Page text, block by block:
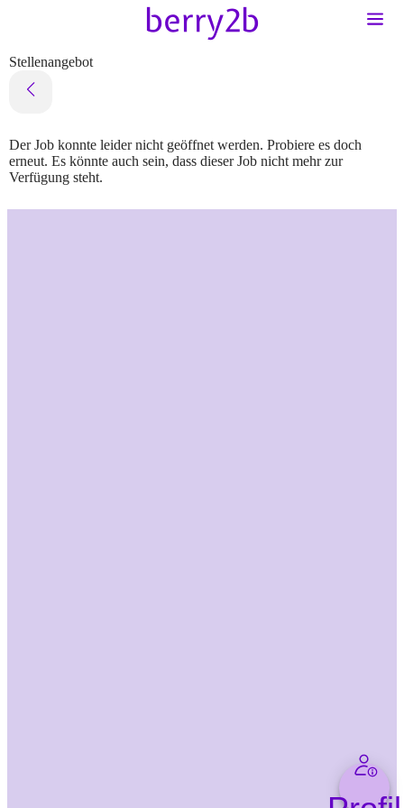
Stellenangebot
Der Job konnte leider nicht geöffnet werden. Probiere es doch
erneut. Es könnte auch sein, dass dieser Job nicht mehr zur
Verfügung steht.